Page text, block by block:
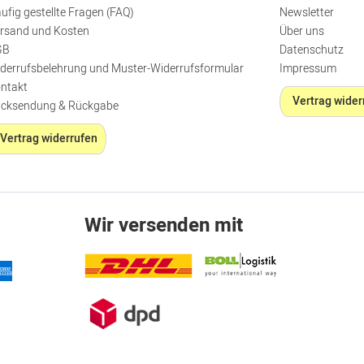
gestellte Fragen (FAQ)
und Kosten
und Muster-Widerrufsformular
& Rückgabe
Vertrag widerrufen
Newsletter
Über uns
Datenschutz
Impressum
Vertrag
Wir versenden mit